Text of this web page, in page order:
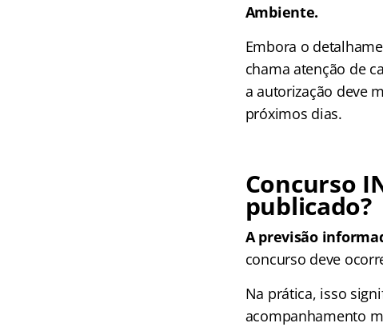
Ambiente.
Embora o
chama atenção de
a autorização deve
próximos dias.
Concurso
publicado?
A previsão
concurso deve
Na prática, isso
acompanhamento